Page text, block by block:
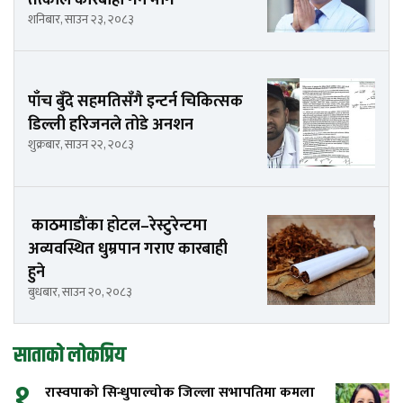
शनिबार, साउन २३, २०८३
पाँच बुँदे सहमतिसँगै इन्टर्न चिकित्सक
डिल्ली हरिजनले तोडे अनशन
शुक्रबार, साउन २२, २०८३
काठमाडौंका होटल–रेस्टुरेन्टमा
अव्यवस्थित धुम्रपान गराए कारबाही
हुने
बुधबार, साउन २०, २०८३
साताको लोकप्रिय
रास्वपाको सिन्धुपाल्चोक जिल्ला सभापतिमा कमला